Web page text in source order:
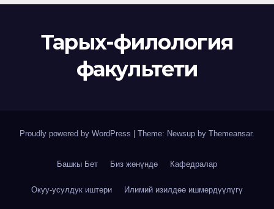
Тарых-филология
факультети
Proudly powered by WordPress | Theme: Newsup by Themeansar.
Башкы Бет Биз жөнүндө Кафедралар
Окуу-усулдук иштери Илимий изилдөө ишмердүүлүгү